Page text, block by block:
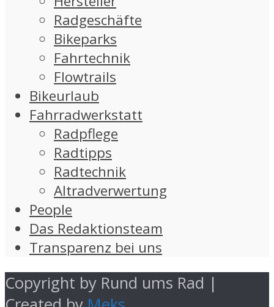
Radgeschäfte
Bikeparks
Fahrtechnik
Flowtrails
Bikeurlaub
Fahrradwerkstatt
Radpflege
Radtipps
Radtechnik
Altradverwertung
People
Das Redaktionsteam
Transparenz bei uns
Copyright by Rund ums Rad |